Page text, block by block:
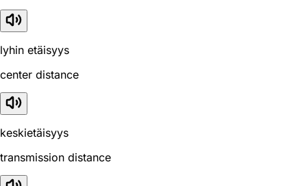
lyhin etäisyys
center distance
keskietäisyys
transmission distance